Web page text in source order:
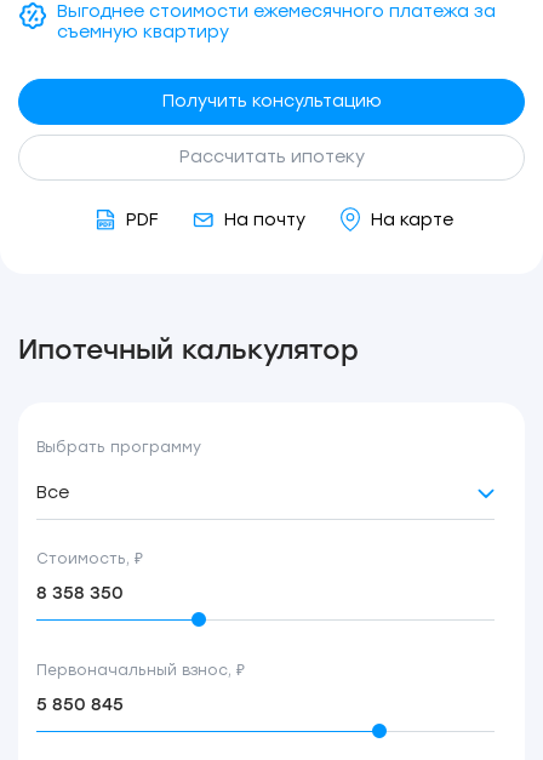
Выгоднее стоимости ежемесячного платежа за
съемную квартиру
Получить консультацию
Рассчитать ипотеку
PDF На почту На карте
Ипотечный калькулятор
Выбрать программу
Все
Стоимость, ₽
Первоначальный взнос, ₽